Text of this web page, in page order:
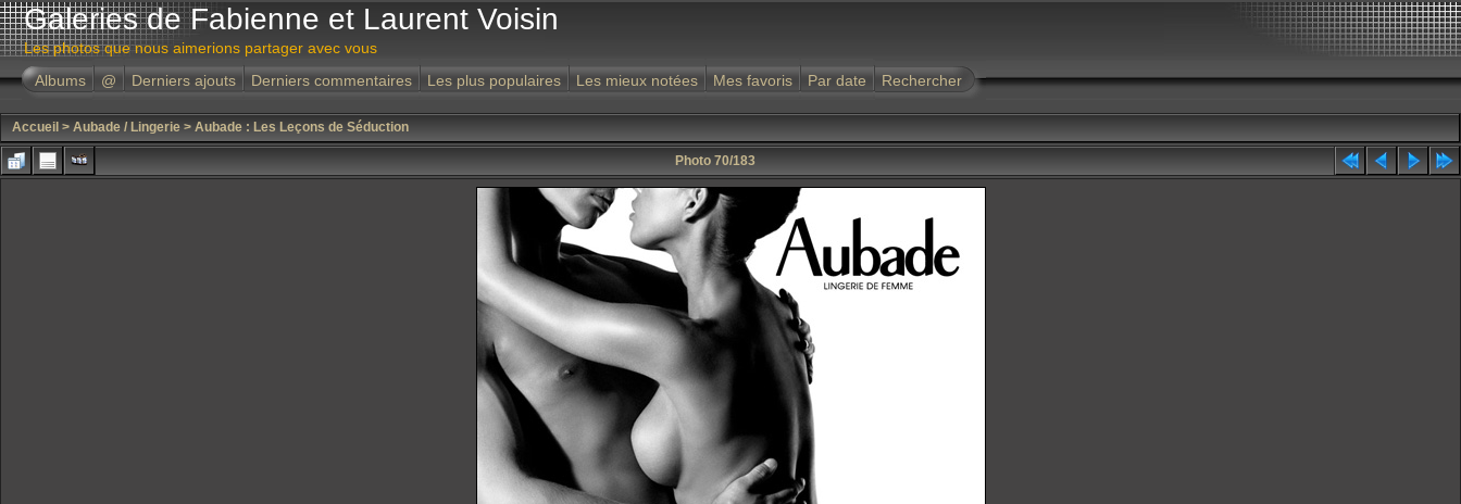
Galeries de Fabienne et Laurent Voisin
Les photos que nous aimerions partager avec vous
Albums
@ Derniers ajouts Derniers commentaires Les plus populaires Les mieux notées Mes favoris Par date Rechercher
Accueil > Aubade / Lingerie > Aubade : Les Leçons de Séduction
Photo 70/183